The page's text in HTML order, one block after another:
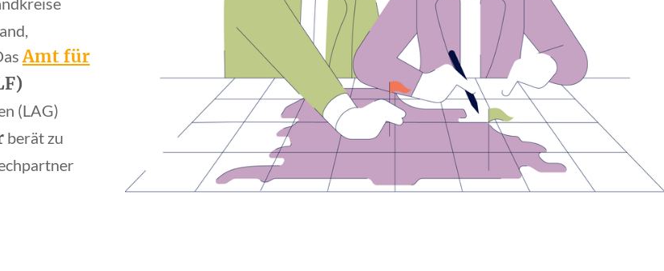
Amt für
(LAG)
berät zu